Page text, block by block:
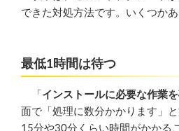
できた対処方法です。いくつかあ
最低1時間は待つ
「 インストールに必要な作業
面で「処理に数分かかります」
15分や30分くらい時間がかかる